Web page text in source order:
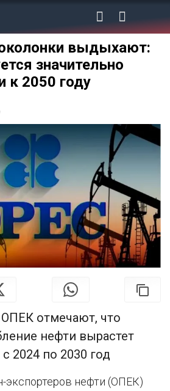
выдыхают:
значительно
к 2050 году
отмечают, что
нефти вырастет
2024 по 2030 год
экспортеров нефти (ОПЕК)